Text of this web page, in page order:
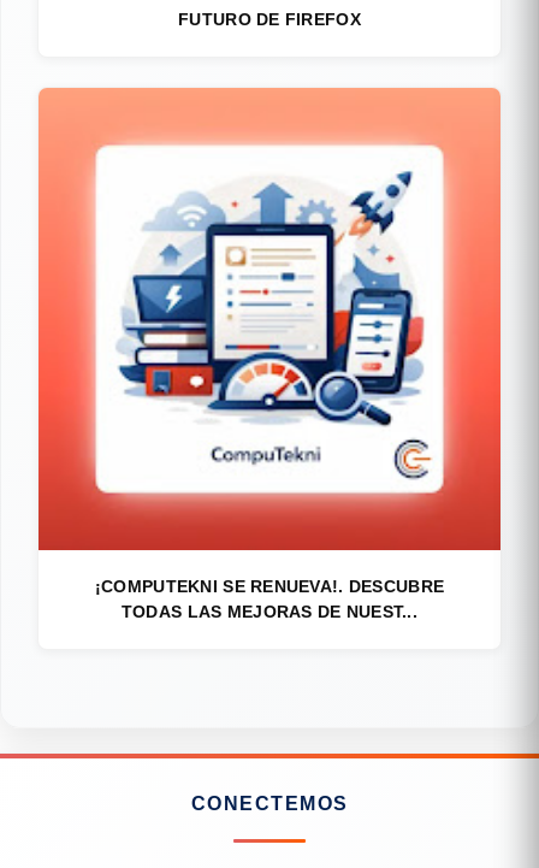
FUTURO DE FIREFOX
¡COMPUTEKNI SE RENUEVA!. DESCUBRE
TODAS LAS MEJORAS DE NUEST...
CONECTEMOS